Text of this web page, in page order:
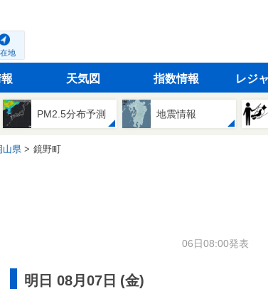
地
天気図 指数情報 レジ
PM2.5分布予測 地震情報
山県 鏡野町
06日08:00発表
明日 08月07日 (金)